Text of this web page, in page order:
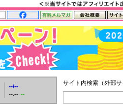
--/--
--.-- --
サイト内検索（外部サ